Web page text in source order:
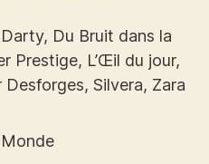
Du Bruit dans la
Prestige, L’Œil du jour,
Silvera, Zara